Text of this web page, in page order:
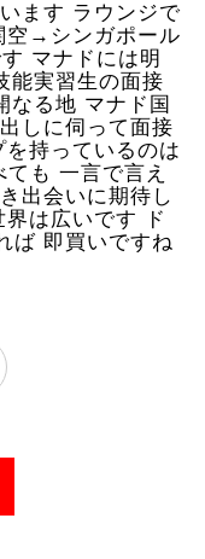
ます ラウンジで
空→シンガポール
マナドには明
能実習生の面接
なる地 マナド国
しに伺って面接
持っているのは
も 一言で言え
出会いに期待し
は広いです ド
ば 即買いですね